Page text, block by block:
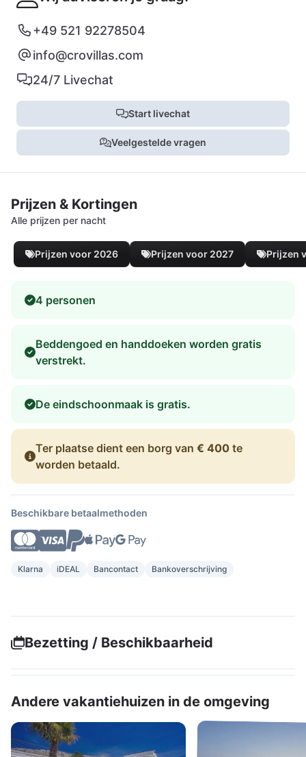
+49 521 92278504
info@crovillas.com
24/7 Livechat
Start livechat
Veelgestelde vragen
Prijzen & Kortingen
Alle prijzen per nacht
Prijzen voor 2026 Prijzen voor 2027 Prijzen
4 personen
Beddengoed en handdoeken worden gratis
verstrekt.
De eindschoonmaak is gratis.
Ter plaatse dient een borg van € 400 te
worden betaald.
Beschikbare betaalmethoden
Klarna iDEAL Bancontact Bankoverschrijving
Bezetting / Beschikbaarheid
Andere vakantiehuizen in de omgeving